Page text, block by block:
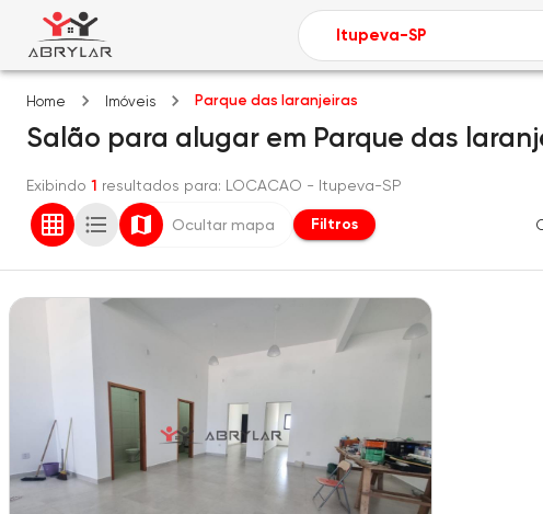
Home Imóveis Parque das laranjeiras
Salão para alugar em Parque das
Exibindo 1 resultados para: LOCACAO - Itupeva-SP
Ocultar mapa Filtros